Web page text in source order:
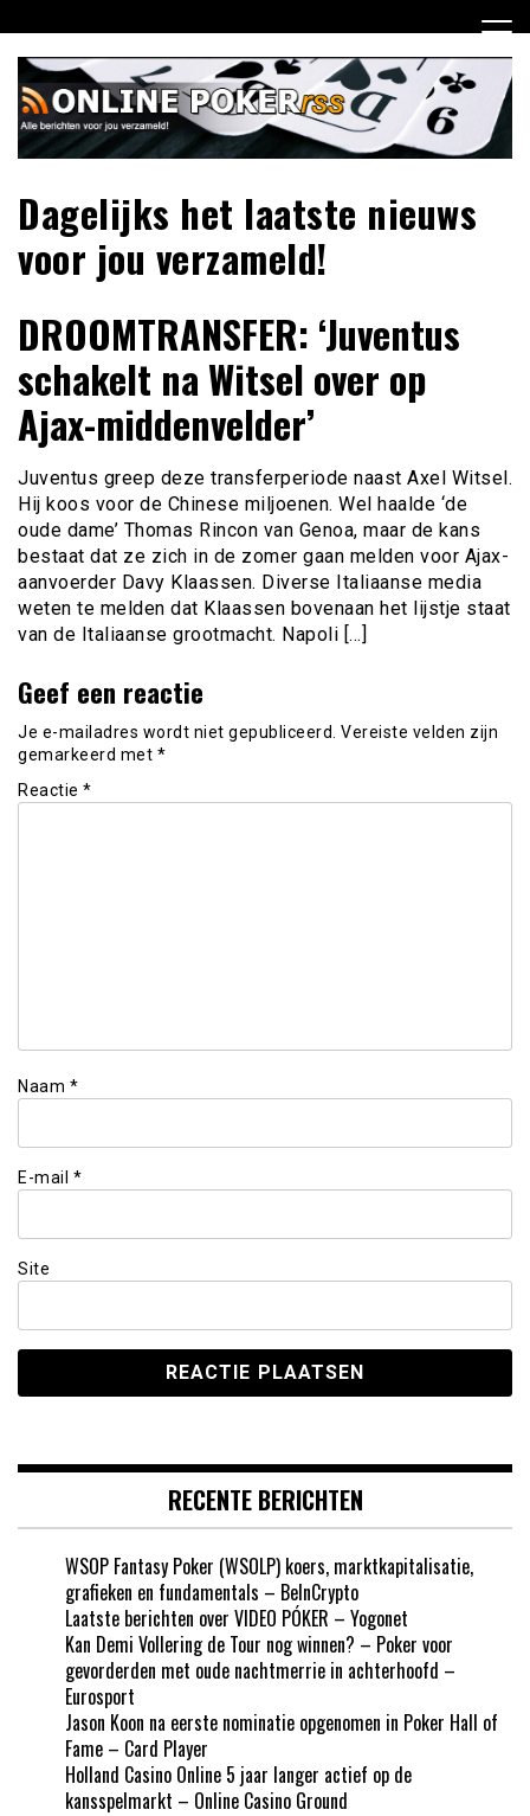
naar
inhoud
Dagelijks het laatste nieuws
voor jou verzameld!
DROOMTRANSFER: ‘Juventus
schakelt na Witsel over op
Ajax-middenvelder’
Juventus greep deze transferperiode naast Axel Witsel.
Hij koos voor de Chinese miljoenen. Wel haalde ‘de
oude dame’ Thomas Rincon van Genoa, maar de kans
bestaat dat ze zich in de zomer gaan melden voor Ajax-
aanvoerder Davy Klaassen. Diverse Italiaanse media
weten te melden dat Klaassen bovenaan het lijstje staat
van de Italiaanse grootmacht. Napoli […]
Geef een reactie
Je e-mailadres wordt niet gepubliceerd. Vereiste velden zijn
gemarkeerd met *
Reactie *
Naam *
E-mail *
Site
RECENTE BERICHTEN
WSOP Fantasy Poker (WSOLP) koers, marktkapitalisatie,
grafieken en fundamentals – BeInCrypto
Laatste berichten over VIDEO PÓKER – Yogonet
Kan Demi Vollering de Tour nog winnen? – Poker voor
gevorderden met oude nachtmerrie in achterhoofd –
Eurosport
Jason Koon na eerste nominatie opgenomen in Poker Hall of
Fame – Card Player
Holland Casino Online 5 jaar langer actief op de
kansspelmarkt – Online Casino Ground